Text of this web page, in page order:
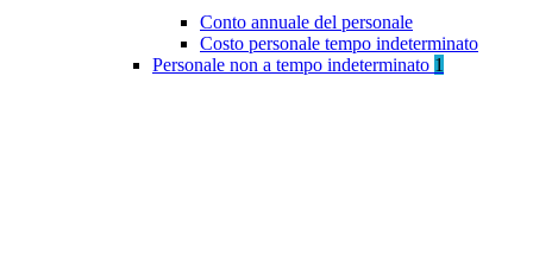
Conto annuale del personale
Costo personale tempo indeterminato
Personale non a tempo indeterminato 1